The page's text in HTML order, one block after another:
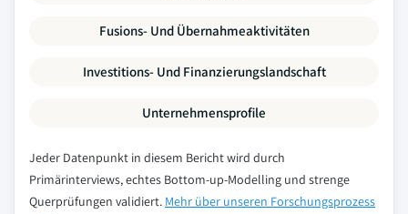
Fusions- Und Übernahmeaktivitäten
Investitions- Und Finanzierungslandschaft
Unternehmensprofile
Jeder Datenpunkt in diesem Bericht wird durch
Primärinterviews, echtes Bottom-up-Modelling und strenge
Querprüfungen validiert. Mehr über unseren Forschungsprozess